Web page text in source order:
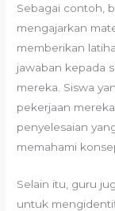
Sebagai contoh,
mengajarkan
memberikan
jawaban kepada
mereka. Siswa
pekerjaan
penyelesaian
memahami
Selain itu, guru
untuk